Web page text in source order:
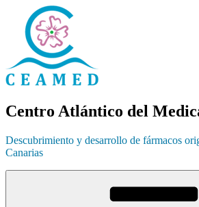
contenido
Centro Atlántico del
Descubrimiento y desarrollo de fármacos
Canarias